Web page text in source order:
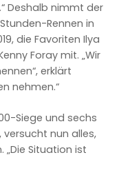
Deshalb nimmt der
Rennen in
die Favoriten Ilya
Foray mit. „Wir
erklärt
nehmen.“
Siege und sechs
nun alles,
Situation ist